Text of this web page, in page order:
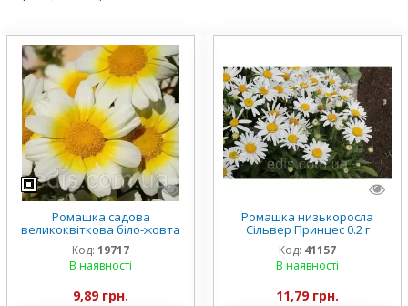
Ромашка садова
великоквіткова біло-жовта
(однорічник) 0,3 г
Код: 19717
В наявності
9,89 грн.
Ромашка низькоросла
Сільвер Принцес 0.2 г
насіння Яскрава
Код: 41157
В наявності
11,79 грн.